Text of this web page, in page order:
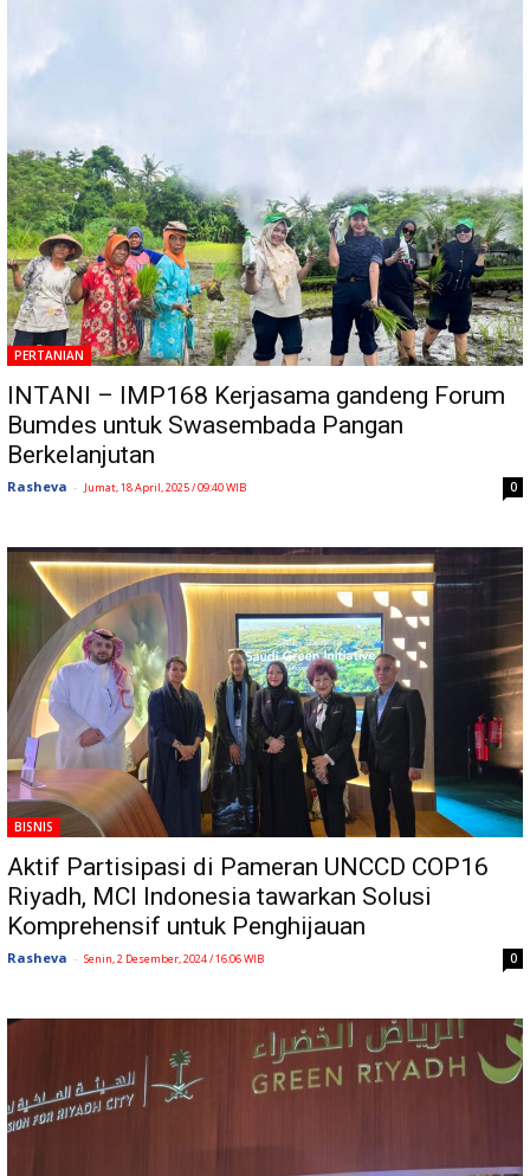
PERTANIAN
INTANI – IMP168 Kerjasama gandeng Forum
Bumdes untuk Swasembada Pangan
Berkelanjutan
Rasheva - Jumat, 18 April, 2025 / 09:40 WIB 0
BISNIS
Aktif Partisipasi di Pameran UNCCD COP16
Riyadh, MCI Indonesia tawarkan Solusi
Komprehensif untuk Penghijauan
Rasheva - Senin, 2 Desember, 2024 / 16:06 WIB 0